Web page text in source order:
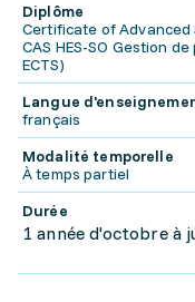
Diplôme
Certificate of Advanced
CAS HES-SO Gestion
ECTS)
Langue
français
Modalité temporelle
À temps partiel
Durée
1 année d'octobre à